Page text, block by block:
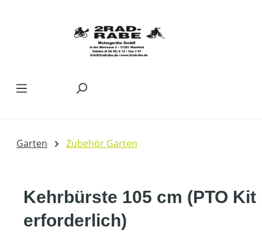
Garten Zubehör Garten
Kehrbürste 105 cm (PTO Kit
erforderlich)